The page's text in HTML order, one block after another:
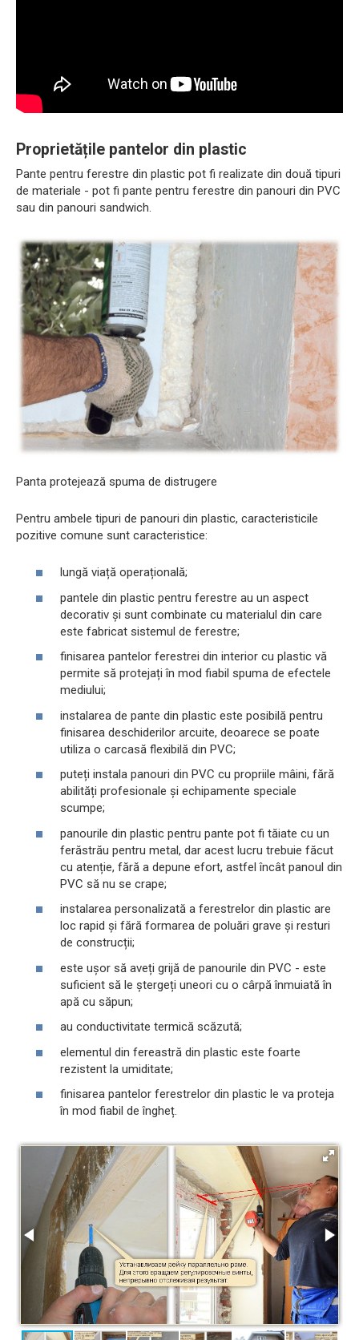
Proprietățile pantelor din plastic
Pante pentru ferestre din plastic pot fi realizate din două tipuri
de materiale - pot fi pante pentru ferestre din panouri din PVC
sau din panouri sandwich.
Panta protejează spuma de distrugere
Pentru ambele tipuri de panouri din plastic, caracteristicile
pozitive comune sunt caracteristice:
lungă viață operațională;
pantele din plastic pentru ferestre au un aspect
decorativ și sunt combinate cu materialul din care
este fabricat sistemul de ferestre;
finisarea pantelor ferestrei din interior cu plastic vă
permite să protejați în mod fiabil spuma de efectele
mediului;
instalarea de pante din plastic este posibilă pentru
finisarea deschiderilor arcuite, deoarece se poate
utiliza o carcasă flexibilă din PVC;
puteți instala panouri din PVC cu propriile mâini, fără
abilități profesionale și echipamente speciale
scumpe;
panourile din plastic pentru pante pot fi tăiate cu un
ferăstrău pentru metal, dar acest lucru trebuie făcut
cu atenție, fără a depune efort, astfel încât panoul din
PVC să nu se crape;
instalarea personalizată a ferestrelor din plastic are
loc rapid și fără formarea de poluări grave și resturi
de construcții;
este ușor să aveți grijă de panourile din PVC - este
suficient să le ștergeți uneori cu o cârpă înmuiată în
apă cu săpun;
au conductivitate termică scăzută;
elementul din fereastră din plastic este foarte
rezistent la umiditate;
finisarea pantelor ferestrelor din plastic le va proteja
în mod fiabil de îngheț.